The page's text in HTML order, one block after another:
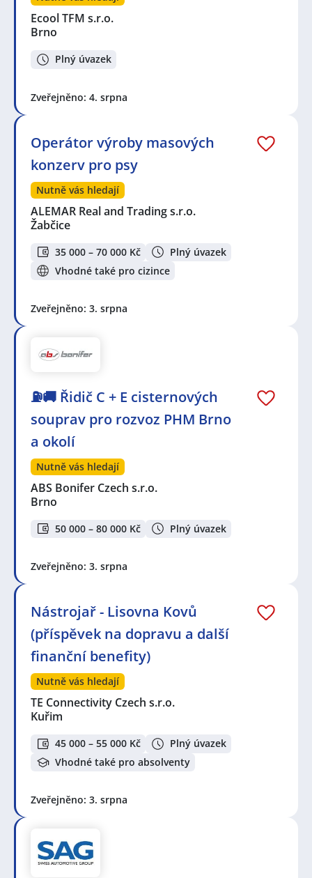
Ecool TFM s.r.o.
Brno
Plný úvazek
Zveřejněno: 4. srpna
Operátor výroby masových
konzerv pro psy
Nutně vás hledají
ALEMAR Real and Trading s.r.o.
Žabčice
35 000 – 70 000 Kč
Plný úvazek
Vhodné také pro cizince
Zveřejněno: 3. srpna
⛽🚚 Řidič C + E cisternových
souprav pro rozvoz PHM Brno
a okolí
Nutně vás hledají
ABS Bonifer Czech s.r.o.
Brno
50 000 – 80 000 Kč Plný úvazek
Zveřejněno: 3. srpna
Nástrojař - Lisovna Kovů
(příspěvek na dopravu a další
finanční benefity)
Nutně vás hledají
TE Connectivity Czech s.r.o.
Kuřim
45 000 – 55 000 Kč
Plný úvazek
Vhodné také pro absolventy
Zveřejněno: 3. srpna